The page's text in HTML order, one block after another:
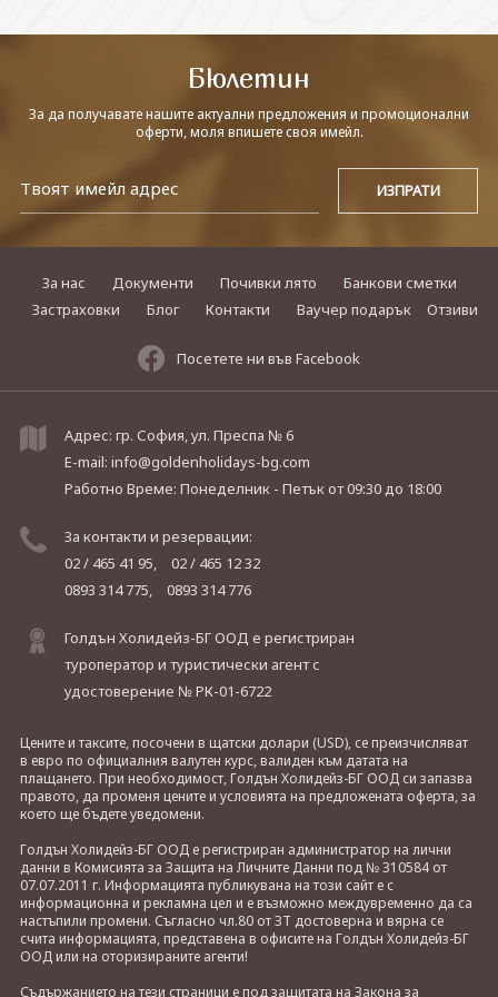
Бюлетин
За да получавате нашите актуални предложения и промоционални
оферти, моля впишете своя имейл.
За нас Документи Почивки лято
Банкови сметки
Застраховки
Блог Контакти Ваучер подарък Отзиви
Посетете ни във Facebook
Адрес: гр. София, ул. Преспа № 6
E-mail: info@goldenholidays-bg.com
Работно Време: Понеделник - Петъкот 09:30 до 18:00
За контакти и резервации:
02 / 465 41 95,
02 / 465 12 32
0893 314 775,
0893 314 776
Голдън Холидейз-БГ ООД е регистриран
туроператор и туристически агент с
удостоверение № РК-01-6722
Цените и таксите, посочени в щатски долари (USD), се преизчисляват
в евро по официалния валутен курс, валиден към датата на
плащането. При необходимост, Голдън Холидейз-БГ ООД си запазва
правото, да променя цените и условията на предложената оферта, за
което ще бъдете уведомени.
Голдън Холидейз-БГ ООД е регистриран администратор на лични
данни в Комисията за Защита на Личните Данни под № 310584 от
07.07.2011 г. Информацията публикувана на този сайт е с
информационна и рекламна цел и е възможно междувременно да са
настъпили промени. Съгласно чл.80 от ЗТ достоверна и вярна се
счита информацията, представена в офисите на Голдън Холидейз-БГ
ООД или на оторизираните агенти!
Съдържанието на тези страници е под защитата на Закона за